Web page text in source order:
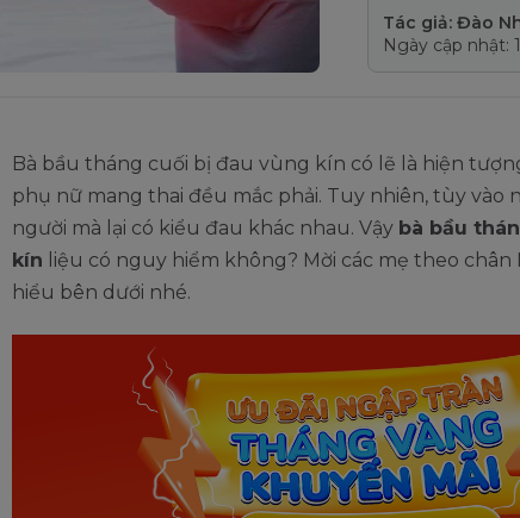
Tác giả: Đào
Ngày cập nhật:
Bà bầu tháng cuối bị đau vùng kín có lẽ là hiện
phụ nữ mang thai đều mắc phải. Tuy nhiên, tùy vào
người mà lại có kiểu đau khác nhau. Vậy bà bầu
kín liệu có nguy hiểm không? Mời các mẹ theo
hiểu bên dưới nhé.